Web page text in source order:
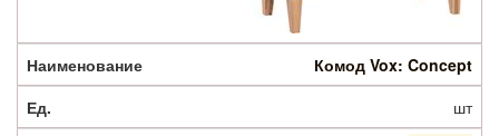
Комод Vox: Concept
шт